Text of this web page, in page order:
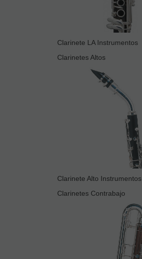
Clarinete LA Instrumentos
Clarinetes Altos
Clarinete Alto Instrumentos
Clarinetes Contrabajo